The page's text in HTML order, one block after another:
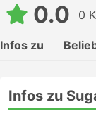
0.0 0
Infos zu
Infos zu